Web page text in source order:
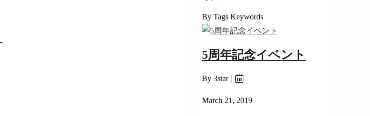
By Tags Keywords
5周年記念イベント
By 3star |
March 21, 2019